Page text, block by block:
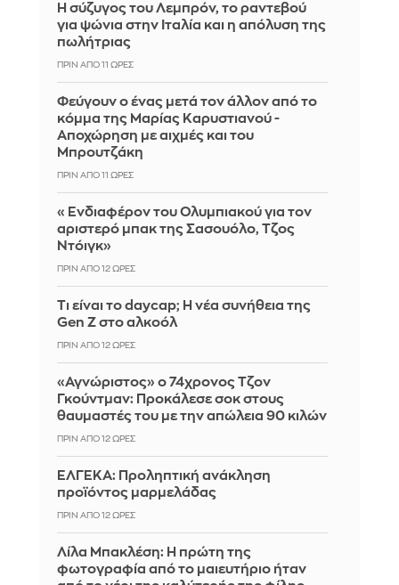
Η σύζυγος του Λεμπρόν, το ραντεβού
για ψώνια στην Ιταλία και η απόλυση της
πωλήτριας
ΠΡΙΝ ΑΠΌ 11 ΏΡΕΣ
Φεύγουν ο ένας μετά τον άλλον από το
κόμμα της Μαρίας Καρυστιανού -
Αποχώρηση με αιχμές και του
Μπρουτζάκη
ΠΡΙΝ ΑΠΌ 11 ΏΡΕΣ
«Ενδιαφέρον του Ολυμπιακού για τον
αριστερό μπακ της Σασουόλο, Τζος
Ντόιγκ»
ΠΡΙΝ ΑΠΌ 12 ΏΡΕΣ
Τι είναι το daycap; Η νέα συνήθεια της
Gen Z στο αλκοόλ
ΠΡΙΝ ΑΠΌ 12 ΏΡΕΣ
«Αγνώριστος» ο 74χρονος Τζον
Γκούντμαν: Προκάλεσε σοκ στους
θαυμαστές του με την απώλεια 90 κιλών
ΠΡΙΝ ΑΠΌ 12 ΏΡΕΣ
ΕΛΓΕΚΑ: Προληπτική ανάκληση
προϊόντος μαρμελάδας
ΠΡΙΝ ΑΠΌ 12 ΏΡΕΣ
Λίλα Μπακλέση: Η πρώτη της
φωτογραφία από το μαιευτήριο ήταν